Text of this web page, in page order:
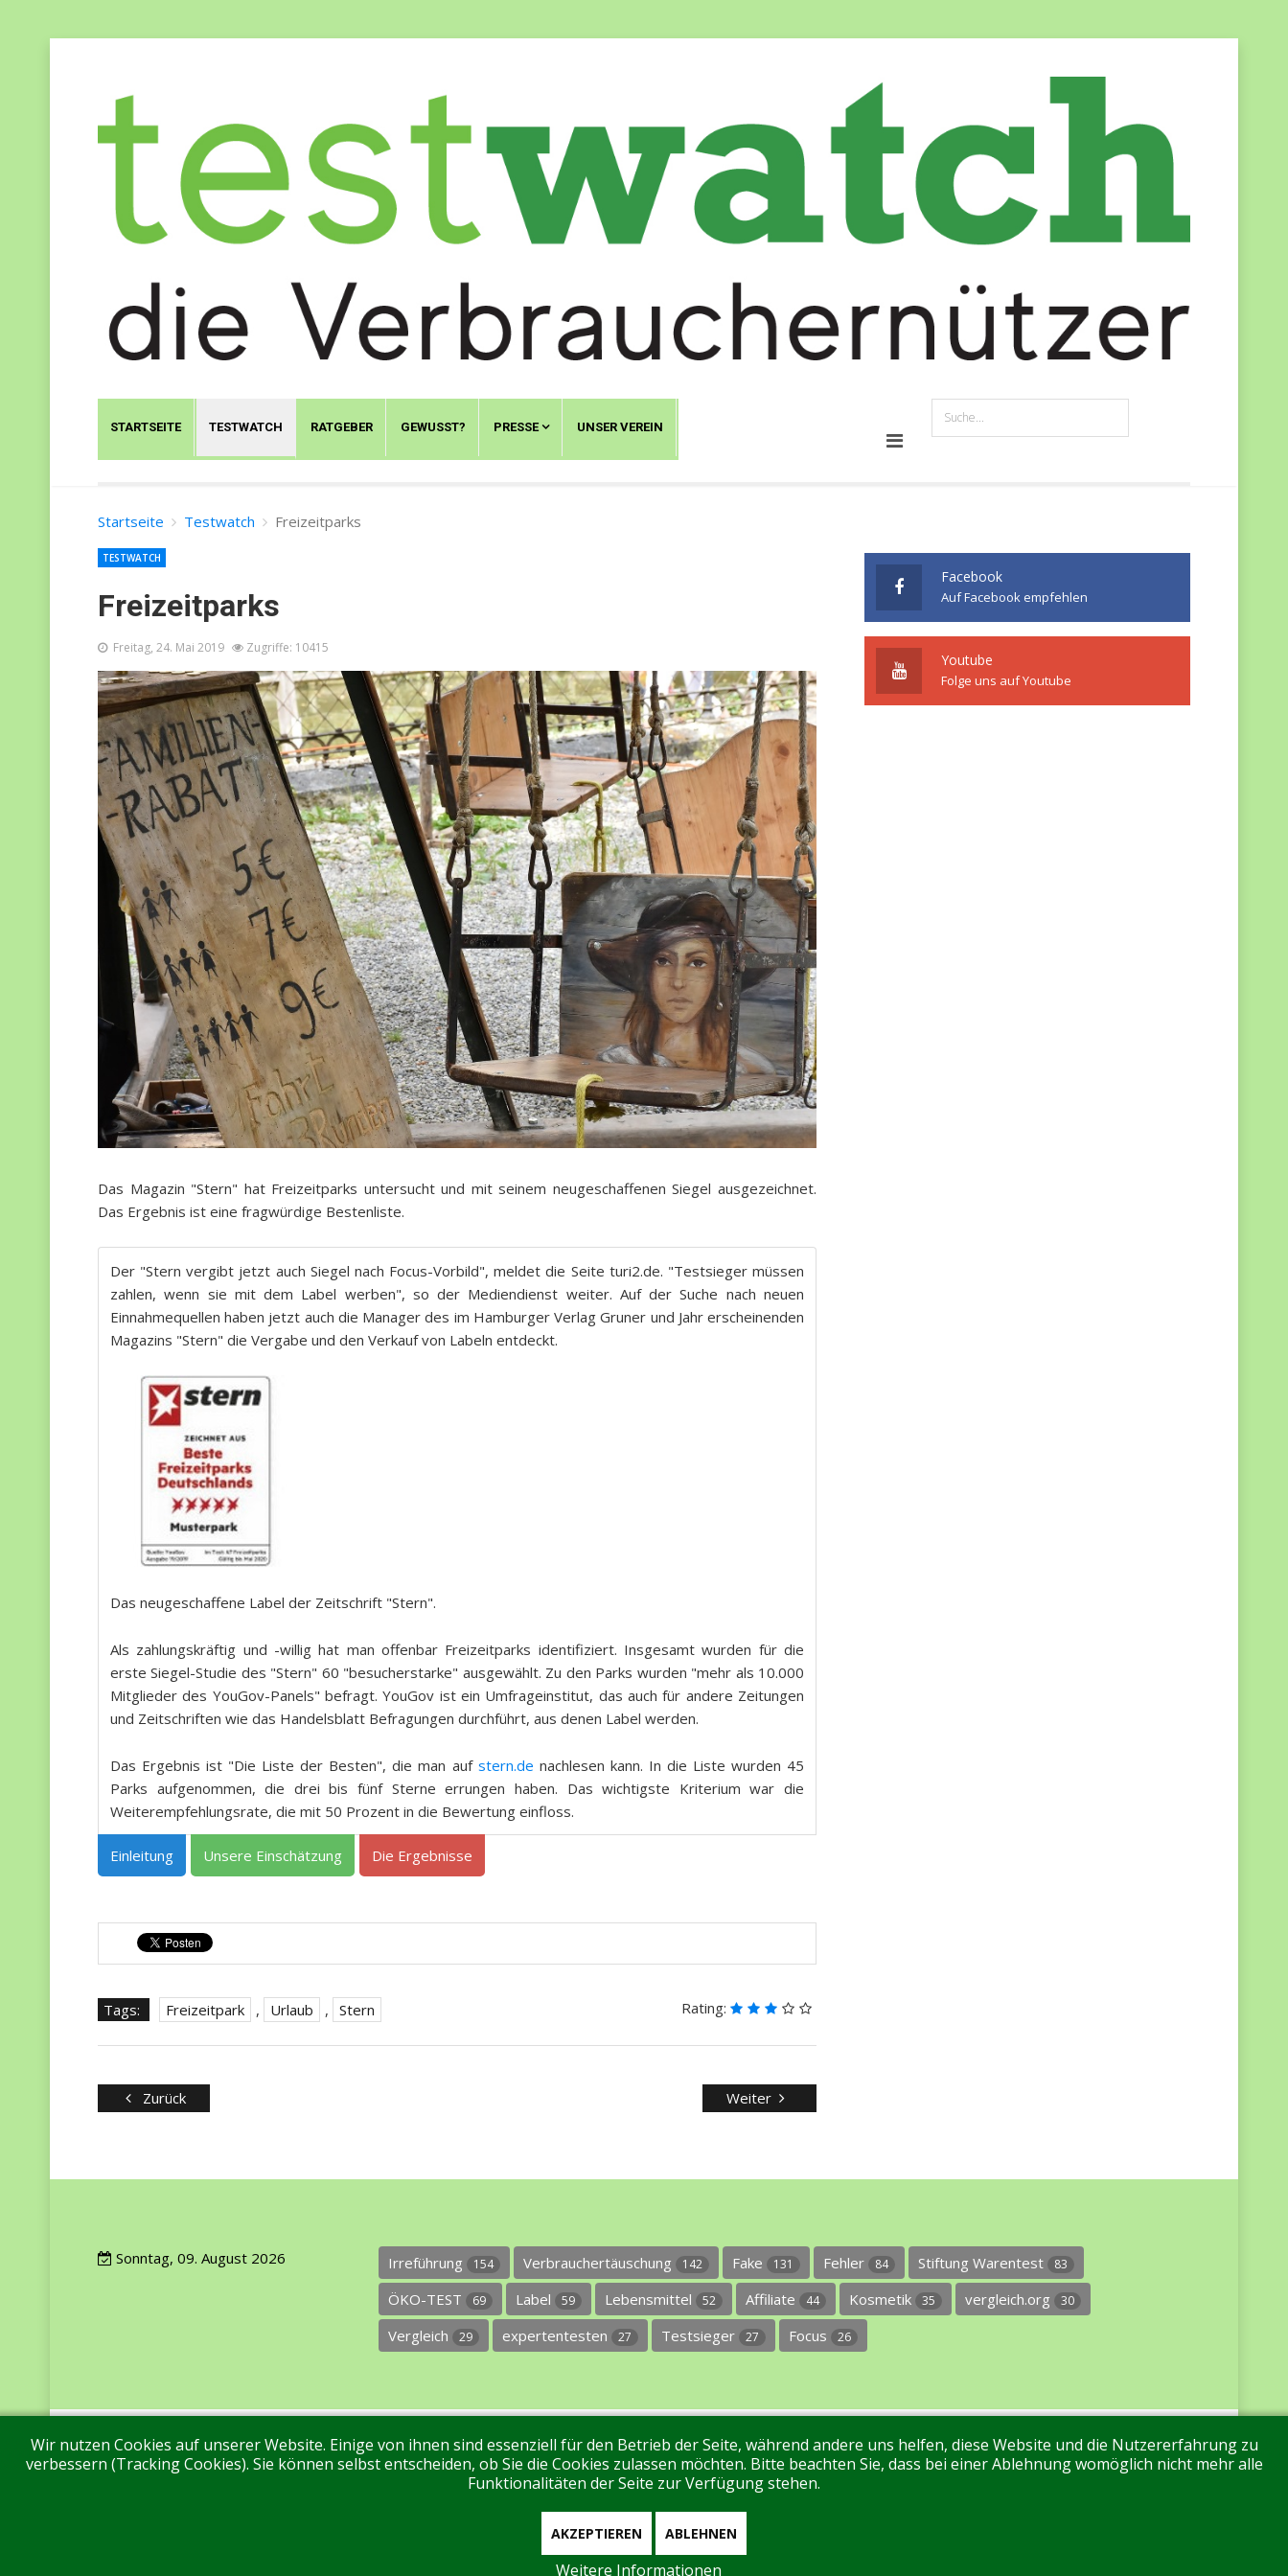
STARTSEITE TESTWATCH RATGEBER GEWUSST? PRESSE UNSER VEREIN
Startseite Testwatch Freizeitparks
Freizeitparks
TESTWATCH
Freitag, 24. Mai 2019 Zugriffe: 10415
Das Magazin "Stern" hat Freizeitparks untersucht und mit seinem neugeschaffenen Siegel ausgezeichnet.
Das Ergebnis ist eine fragwürdige Bestenliste.
Der "Stern vergibt jetzt auch Siegel nach Focus-Vorbild", meldet die Seite turi2.de. "Testsieger müssen
zahlen, wenn sie mit dem Label werben", so der Mediendienst weiter. Auf der Suche nach neuen
Einnahmequellen haben jetzt auch die Manager des im Hamburger Verlag Gruner und Jahr erscheinenden
Magazins "Stern" die Vergabe und den Verkauf von Labeln entdeckt.
Das neugeschaffene Label der Zeitschrift "Stern".
Als zahlungskräftig und -willig hat man offenbar Freizeitparks identifiziert. Insgesamt wurden für die
erste Siegel-Studie des "Stern" 60 "besucherstarke" ausgewählt. Zu den Parks wurden "mehr als 10.000
Mitglieder des YouGov-Panels" befragt. YouGov ist ein Umfrageinstitut, das auch für andere Zeitungen
und Zeitschriften wie das Handelsblatt Befragungen durchführt, aus denen Label werden.
Das Ergebnis ist "Die Liste der Besten", die man auf stern.de nachlesen kann. In die Liste wurden 45
Parks aufgenommen, die drei bis fünf Sterne errungen haben. Das wichtigste Kriterium war die
Weiterempfehlungsrate, die mit 50 Prozent in die Bewertung einfloss.
Einleitung Unsere Einschätzung Die Ergebnisse
Tags: Freizeitpark , Urlaub , Stern Rating:
Zurück Weiter
Facebook
Auf Facebook empfehlen
Youtube
Folge uns auf Youtube
Sonntag, 09. August 2026 Irreführung 154 Verbrauchertäuschung 142 Fake 131 Fehler 84 Stiftung Warentest 83
ÖKO-TEST 69 Label 59 Lebensmittel 52 Affiliate 44 Kosmetik 35 vergleich.org 30
Vergleich 29 expertentesten 27 Testsieger 27 Focus 26
Impressum Datenschutz Über uns Kontakt Tags Unterstützen Sie uns! Login
Wir nutzen Cookies auf unserer Website. Einige von ihnen sind essenziell für den Betrieb der Seite, während andere uns helfen, diese Website und die Nutzererfahrung zu
verbessern (Tracking Cookies). Sie können selbst entscheiden, ob Sie die Cookies zulassen möchten. Bitte beachten Sie, dass bei einer Ablehnung womöglich nicht mehr alle
Funktionalitäten der Seite zur Verfügung stehen.
AKZEPTIEREN ABLEHNEN
Weitere Informationen